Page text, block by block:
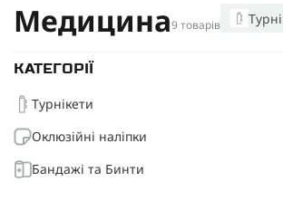
Медицина9 товарів
КАТЕГОРІЇ
Турнікети
Оклюзійні наліпки
Бандажі та Бинти